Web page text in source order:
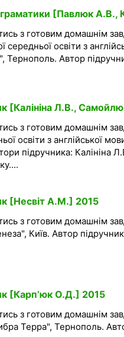
граматики [Павлюк
з готовим домашнім
середньої освіти з
Тернополь. Автор
[Калініна Л.В.,
з готовим домашнім
освіти з англійської
підручника: Калініна
[Несвіт А.М.] 2015
з готовим домашнім
Київ. Автор
[Карп’юк О.Д.] 2015
з готовим домашнім
Терра", Тернополь.